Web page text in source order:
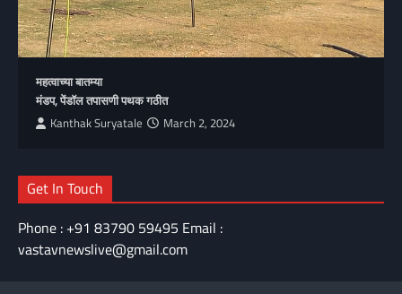
महत्वाच्या बातम्या
मंडप, पेंडॉल तपासणी पथक गठीत
Kanthak Suryatale March 2, 2024
Get In Touch
Phone : +91 83790 59495 Email :
vastavnewslive@gmail.com